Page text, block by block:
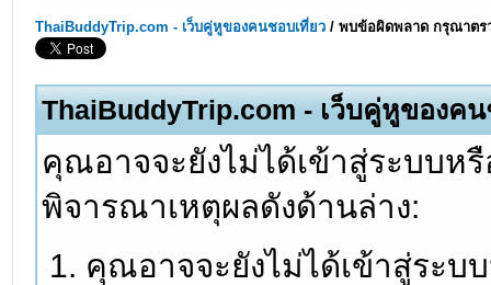
ThaiBuddyTrip.com - เว็บคู่หูของคนชอบเที่ยว /พบข้อผิดพลาด กรุณาตร
ThaiBuddyTrip.com - เว็บคู่หูของค
คุณอาจจะยังไม่ได้เข้าสู่ระบบ
พิจารณาเหตุผลดังด้านล่าง:
คุณอาจจะยังไม่ได้เข้าสู่ระบ